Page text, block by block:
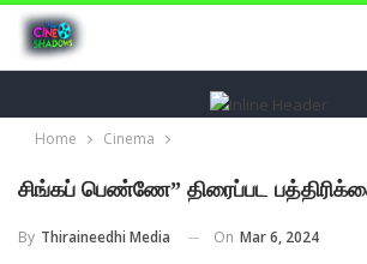
Home Cinema
சிங்கப் பெண்ணே” திரைப்பட
By Thiraineedhi Media On Mar 6, 2024